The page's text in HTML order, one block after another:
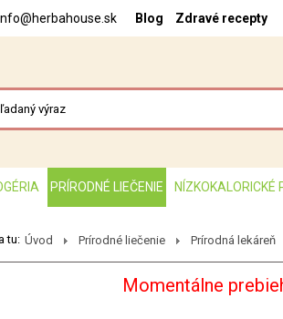
Blog Zdravé recepty
PRÍRODNÉ LIEČENIE NÍZKOKALORICKÉ
tu: Úvod Prírodné liečenie Prírodná lekáreň
Momentálne